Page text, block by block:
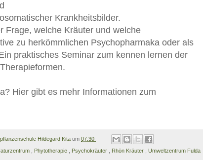
Krankheitsbilder.
Frage, welche Kräuter und welche
zu herkömmlichen Psychopharmaka oder als
praktisches Seminar zum kennen lernen der
Hier gibt es mehr Informationen zum
Hildegard Kita um 07:30
, Phytotherapie , Psychokräuter , Rhön Kräuter , Umweltzentrum Fulda